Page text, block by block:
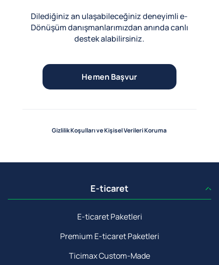
Dilediğiniz an ulaşabileceğiniz deneyimli e-
Dönüşüm danışmanlarımızdan anında canlı
destek alabilirsiniz.
Hemen Başvur
Gizlilik Koşulları ve Kişisel Verileri Koruma
E-ticaret
E-ticaret Paketleri
Premium E-ticaret Paketleri
Ticimax Custom-Made